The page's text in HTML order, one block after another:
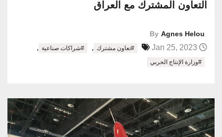
التعاون المشترك مع العراق
By Agnes Helou
#تعاون مشترك , #شراكات صناعية ,
#وزارة الإنتاج الحربي